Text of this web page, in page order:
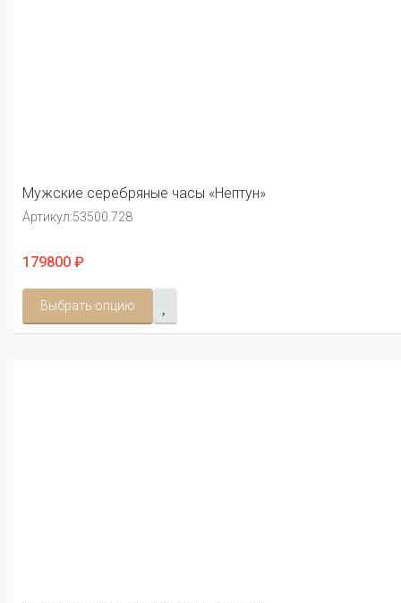
Мужские серебряные часы «Нептун»
Артикул:53500.728
179800 ₽
Выбрать опцию